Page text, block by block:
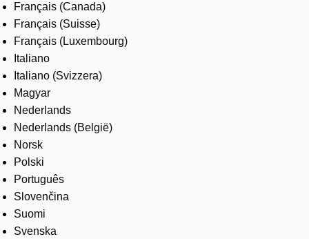
Français (Canada)
Français (Suisse)
Français (Luxembourg)
Italiano
Italiano (Svizzera)
Magyar
Nederlands
Nederlands (België)
Norsk
Polski
Português
Slovenčina
Suomi
Svenska